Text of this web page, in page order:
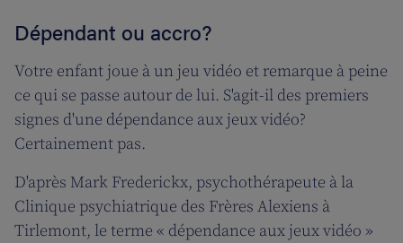
Dépendant ou accro?
Votre enfant joue à un jeu vidéo et remarque à peine
ce qui se passe autour de lui. S'agit-il des premiers
signes d'une dépendance aux jeux vidéo?
Certainement pas.
D'après Mark Frederickx, psychothérapeute à la
Clinique psychiatrique des Frères Alexiens à
Tirlemont, le terme « dépendance aux jeux vidéo »